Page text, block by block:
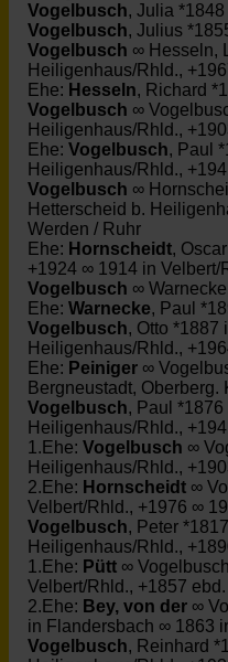
Vogelbusch, Julia
Vogelbusch, Julius
Vogelbusch ∞ Hesseln,
Heiligenhaus/Rhld.,
Ehe: Hesseln, Richard
Vogelbusch ∞
Heiligenhaus/Rhld.,
Ehe: Vogelbusch, Paul
Heiligenhaus/Rhld.,
Vogelbusch ∞
Hetterscheid b.
Werden / Ruhr
Ehe: Hornscheidt,
+1924 ∞ 1914 in Velbert/
Vogelbusch ∞
Ehe: Warnecke, Paul
Vogelbusch, Otto *1887
Heiligenhaus/Rhld.,
Ehe: Peiniger ∞
Bergneustadt, Oberberg.
Vogelbusch, Paul
Heiligenhaus/Rhld.,
1.Ehe: Vogelbusch ∞
Heiligenhaus/Rhld.,
2.Ehe: Hornscheidt ∞
Velbert/Rhld., +1976 ∞
Vogelbusch, Peter
Heiligenhaus/Rhld.,
1.Ehe: Pütt ∞
Velbert/Rhld., +1857
2.Ehe: Bey, von der ∞
in Flandersbach ∞ 1863
Vogelbusch, Reinhard